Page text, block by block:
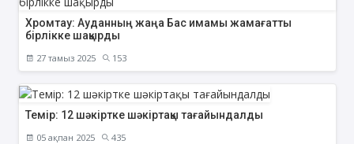
Хромтау: Ауданның жаңа Бас имамы жамағатты
бірлікке шақырды
27 тамыз 2025 153
Темір: 12 шәкіртке шәкіртақы тағайындалды
05 ақпан 2025 435